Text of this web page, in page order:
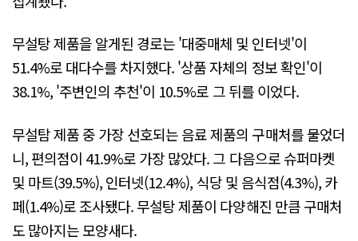
무설탕 제품을 알게된 경로는 '대중매체 및 인터넷'이
51.4%로 대다수를 차지했다. '상품 자체의 정보 확인'이
38.1%, '주변인의 추천'이 10.5%로 그 뒤를 이었다.
무설탐 제품 중 가장 선호되는 음료 제품의 구매처를 물었더
니, 편의점이 41.9%로 가장 많았다. 그 다음으로 슈퍼마켓
및 마트(39.5%), 인터넷(12.4%), 식당 및 음식점(4.3%), 카
페(1.4%)로 조사됐다. 무설탕 제품이 다양해진 만큼 구매처
도 많아지는 모양새다.